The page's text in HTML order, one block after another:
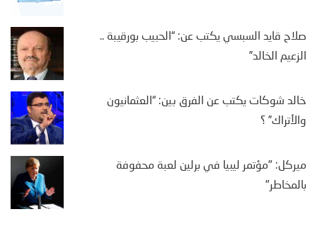
صلاح قايد السبسي يكتب عن: “الحبيب بورقيبة ..
الزعيم الخالد”
خالد شوكات يكتب عن الفرق بين: “العثمانيون
والأتراك” ؟
ميركل: "مؤتمر ليبيا في برلين لعبة محفوفة
بالمخاطر"